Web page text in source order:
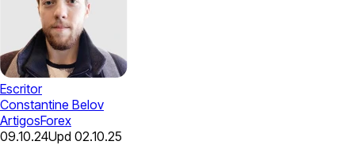
Escritor
Constantine Belov
ArtigosForex
09.10.24Upd 02.10.25